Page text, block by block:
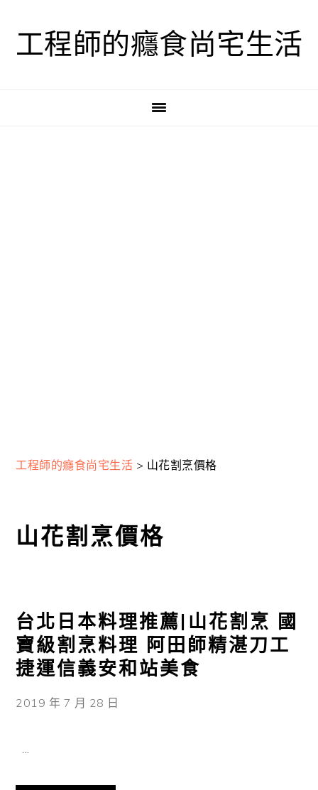
工程師的癮食尚宅生活
工程師的癮食尚宅生活 > 山花割烹價格
山花割烹價格
台北日本料理推薦|山花割烹 國
寶級割烹料理 阿田師精湛刀工
捷運信義安和站美食
2019 年 7 月 28 日
...